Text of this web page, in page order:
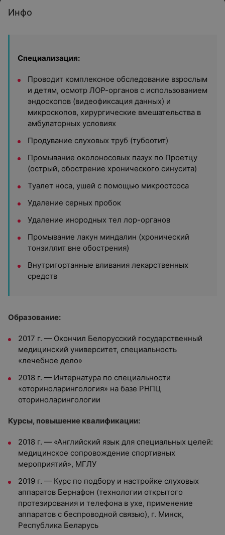
Инфо
Специализация:
Проводит комплексное обследование взрослым
и детям, осмотр ЛОР-органов с использованием
эндоскопов (видеофиксация данных) и
микроскопов, хирургические вмешательства в
амбулаторных условиях
Продувание слуховых труб (тубоотит)
Промывание околоносовых пазух по Проетцу
(острый, обострение хронического синусита)
Туалет носа, ушей с помощью микроотсоса
Удаление серных пробок
Удаление инородных тел лор-органов
Промывание лакун миндалин (хронический
тонзиллит вне обострения)
Внутригортанные вливания лекарственных
средств
Образование:
2017 г. — Окончил Белорусский государственный
медицинский университет, специальность
«лечебное дело»
2018 г. — Интернатура по специальности
«оториноларингология» на базе РНПЦ
оториноларингологии
Курсы, повышение квалификации:
2018 г. — «Английский язык для специальных целей:
медицинское сопровождение спортивных
мероприятий», МГЛУ
2019 г. — Курс по подбору и настройке слуховых
аппаратов Бернафон (технологии открытого
протезирования и телефона в ухе, применение
аппаратов с беспроводной связью), г. Минск,
Республика Беларусь